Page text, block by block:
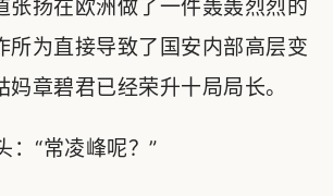
张扬在欧洲做了一件轰轰烈烈的
所为直接导致了国安内部高层变
妈章碧君已经荣升十局局长。
“常凌峰呢？”